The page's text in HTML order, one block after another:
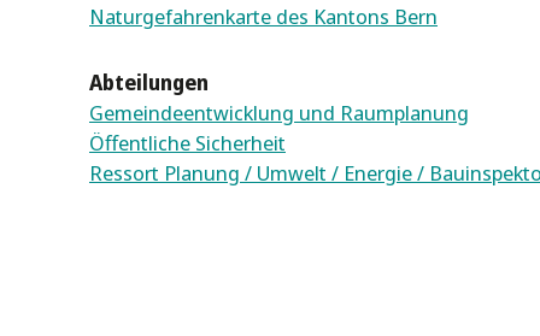
Naturgefahrenkarte des Kantons Bern
Abteilungen
Gemeindeentwicklung und Raumplanung
Öffentliche Sicherheit
Ressort Planung / Umwelt / Energie /